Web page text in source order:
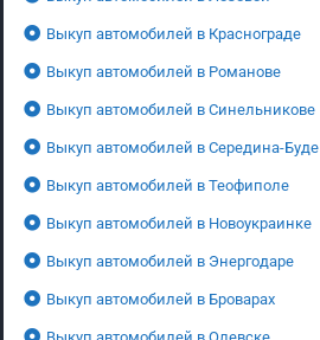
Выкуп автомобилей в Краснограде
Выкуп автомобилей в Романове
Выкуп автомобилей в Синельникове
Выкуп автомобилей в Середина-Буде
Выкуп автомобилей в Теофиполе
Выкуп автомобилей в Новоукраинке
Выкуп автомобилей в Энергодаре
Выкуп автомобилей в Броварах
Выкуп автомобилей в Олевске